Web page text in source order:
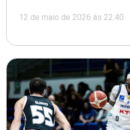
12 de maio de 2026 às 22:40